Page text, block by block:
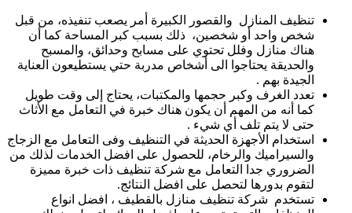
تنظيف المنازل والقصور الكبيرة أمر يصعب تنفيذه، من قبل
شخص واحد أو شخصين، ذلك بسبب كبر المساحة كما أن
هناك منازل وفلل تحتوي على مسابح وحدائق، والمسبح
والحديقة يحتاجوا الى أشخاص مدربة حتي يستطيعون العناية
الجيدة بهم .
تعدد الغرف وكبر حجمها والمكتبات، يحتاج إلى وقت طويل
كما أنه من المهم أن يكون هناك خبرة في التعامل مع الأثاث
حتى لا يتم تلف أي شيء .
استخدام الأجهزة الحديثة في التنظيف وفى التعامل مع الزجاج
والسيراميك والرخام، للحصول على افضل الخدمات لذلك من
الضروري جدا التعامل مع شركة تنظيف ذات خبرة مميزة
لتقوم بدورها لتحصل على افضل النتائج.
تستخدم شركة تنظيف منازل بالقطيف ، افضل انواع